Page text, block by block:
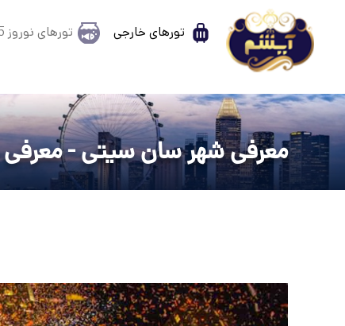
تورهای خارجی تورهای نوروز 1405
معرفی شهر سان سیتی -